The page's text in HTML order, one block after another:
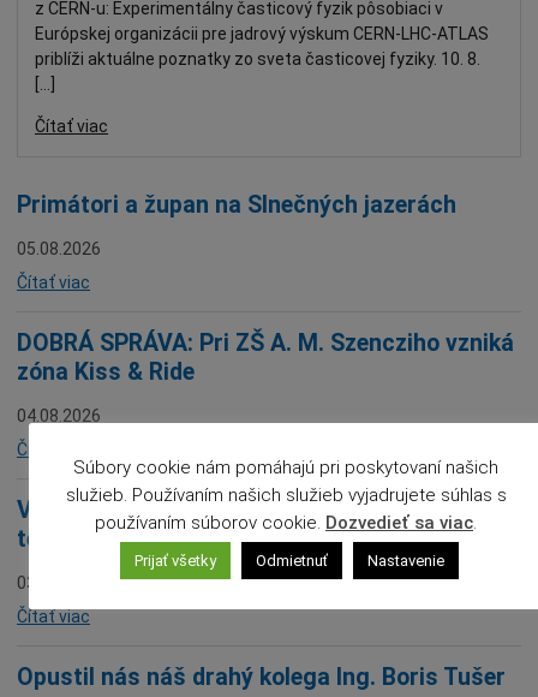
z CERN-u: Experimentálny časticový fyzik pôsobiaci v
Európskej organizácii pre jadrový výskum CERN-LHC-ATLAS
priblíži aktuálne poznatky zo sveta časticovej fyziky. 10. 8.
Čítať viac
Primátori a župan na Slnečných jazerách
05.08.2026
Čítať viac
DOBRÁ SPRÁVA: Pri ZŠ A. M. Szencziho vzniká
zóna Kiss & Ride
04.08.2026
Čítať viac
Výstraha SHMÚ 3. stupňa pred vysokými
teplotami pre Sene°C
03.08.2026
Čítať viac
Opustil nás náš drahý kolega Ing. Boris Tušer
Súbory cookie nám pomáhajú pri poskytovaní našich
služieb. Používaním našich služieb vyjadrujete súhlas s
používaním súborov cookie. Dozvedieť sa viac.
Prijať všetky Odmietnuť Nastavenie